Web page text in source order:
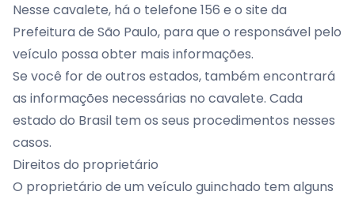
Nesse cavalete, há o telefone 156 e o site da
Prefeitura de São Paulo, para que o responsável pelo
veículo possa obter mais informações.
Se você for de outros estados, também encontrará
as informações necessárias no cavalete. Cada
estado do Brasil tem os seus procedimentos nesses
casos.
Direitos do proprietário
O proprietário de um veículo guinchado tem alguns